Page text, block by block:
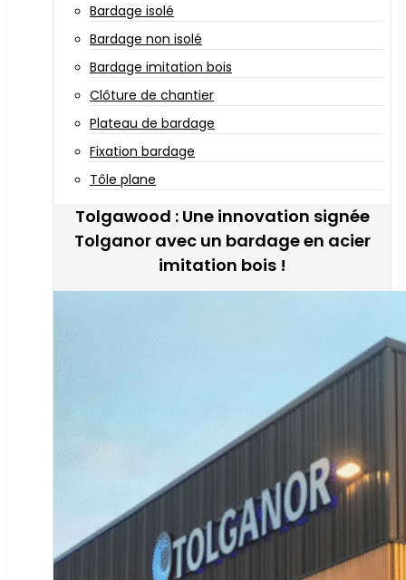
Bardage isolé
Bardage non isolé
Bardage imitation bois
Clôture de chantier
Plateau de bardage
Fixation bardage
Tôle plane
Tolgawood : Une innovation signée
Tolganor avec un bardage en acier
imitation bois !